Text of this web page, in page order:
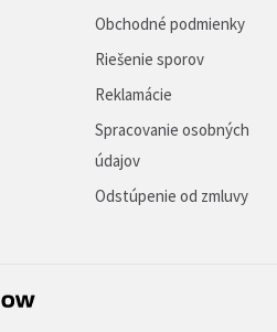
Obchodné podmienky
Riešenie sporov
Reklamácie
Spracovanie osobných
údajov
Odstúpenie od zmluvy